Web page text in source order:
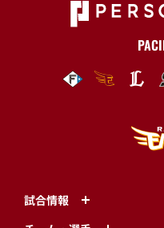
試合情報